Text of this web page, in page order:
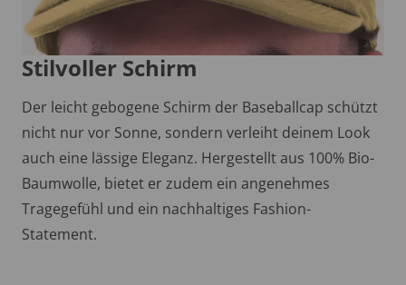
Stilvoller Schirm
Der leicht gebogene Schirm der Baseballcap schützt
nicht nur vor Sonne, sondern verleiht deinem Look
auch eine lässige Eleganz. Hergestellt aus 100% Bio-
Baumwolle, bietet er zudem ein angenehmes
Tragegefühl und ein nachhaltiges Fashion-
Statement.